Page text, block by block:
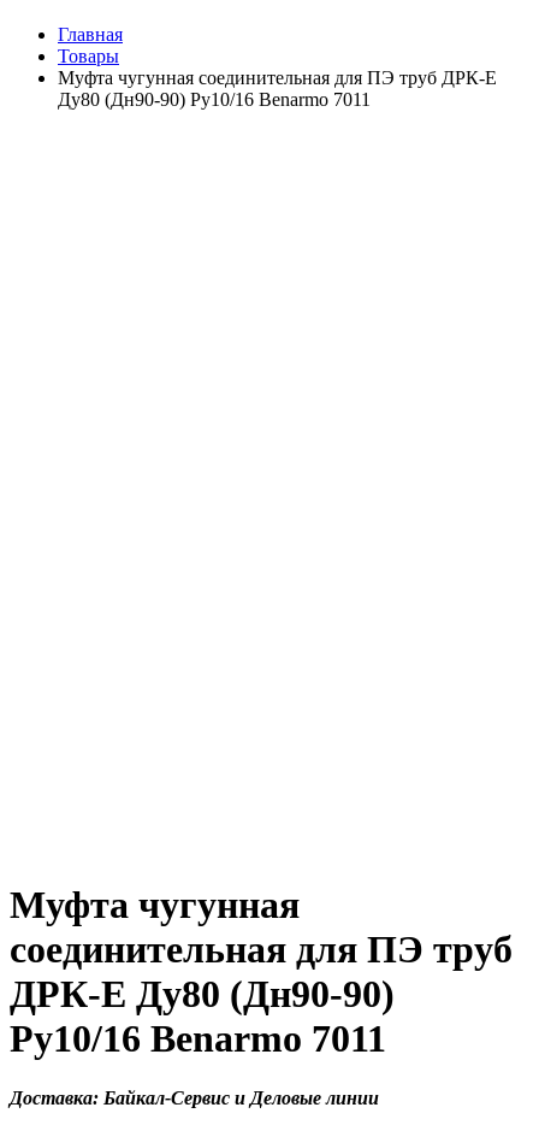
Главная
Товары
Муфта чугунная соединительная для ПЭ труб ДРК-Е
Ду80 (Дн90-90) Ру10/16 Benarmo 7011
Муфта чугунная
соединительная для ПЭ труб
ДРК-Е Ду80 (Дн90-90)
Ру10/16 Benarmo 7011
Доставка: Байкал-Сервис и Деловые линии